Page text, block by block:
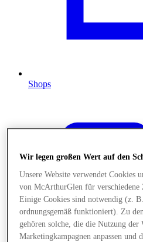
Shops
Wir legen großen Wert auf den
Unsere Website verwendet Cookies
von McArthurGlen für verschiedene
Einige Cookies sind notwendig (z.
ordnungsgemäß funktioniert). Zu
gehören solche, die die Nutzung der
Marketingkampagnen anpassen und